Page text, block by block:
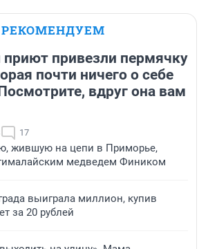
РЕКОМЕНДУЕМ
привезли пермячку
почти ничего о себе
вдруг она вам
17
жившую на цепи в Приморье,
медведем Фиником
выиграла миллион, купив
за 20 рублей